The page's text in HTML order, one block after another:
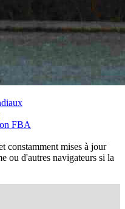
FBA
constamment mises à jour
ou d'autres navigateurs si la